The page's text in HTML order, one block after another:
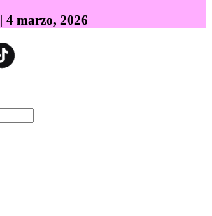
| 4 marzo, 2026